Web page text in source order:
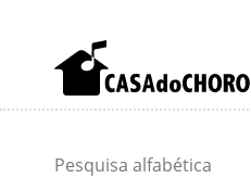
Pesquisa alfabética